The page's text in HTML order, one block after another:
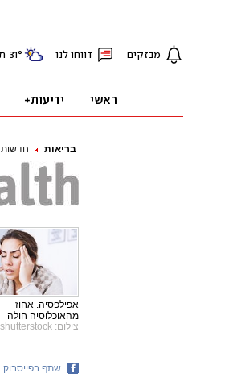
בריאות חדשות
אפילפסיה. אחוז
מהאוכלוסיה חולה
צילום: shutterstock
שתף בפייסבוק